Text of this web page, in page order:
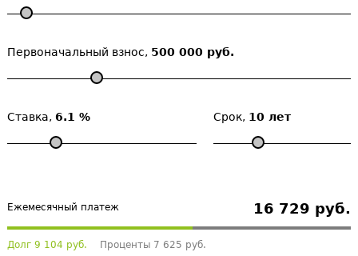
Первоначальный взнос, 500 000 руб.
Ставка, 6.1 % Срок, 10 лет
Ежемесячный платеж 16 729 руб.
Долг 9 104 руб. Проценты 7 625 руб.